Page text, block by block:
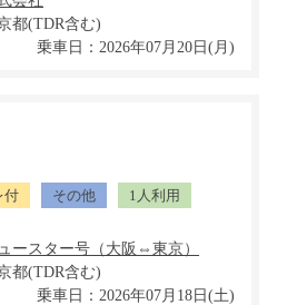
都(TDR含む)
乗車日：2026年07月20日(月)
付 その他
1人利用
都(TDR含む)
乗車日：2026年07月18日(土)